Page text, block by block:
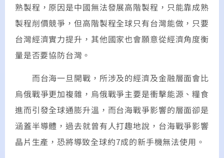
熟製程，原因是中國無法發展高階製程，只能靠成熟
製程削價競爭，但高階製程全球只有台灣能做，只要
台灣經濟實力提升，其他國家也會願意從經濟角度衡
量是否要協防台灣。
而台海一旦開戰，所涉及的經濟及金融層面會比
烏俄戰爭更加複雜，烏俄戰爭主要是衝擊能源、糧食
進而引發全球通膨升溫，而台海戰爭影響的層面卻是
涵蓋半導體，過去就曾有人打趣地說，台海戰爭影響
晶片生產，恐將導致全球約7成的新手機無法使用。